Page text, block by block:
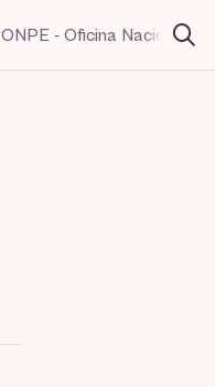
ONPE - Oficina Nacional